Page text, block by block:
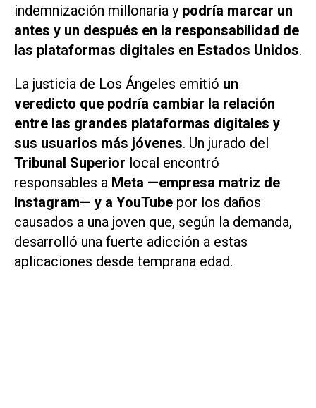
indemnización millonaria y podría marcar un
antes y un después en la responsabilidad de
las plataformas digitales en Estados Unidos.
La justicia de Los Ángeles emitió un
veredicto que podría cambiar la relación
entre las grandes plataformas digitales y
sus usuarios más jóvenes. Un jurado del
Tribunal Superior local encontró
responsables a Meta —empresa matriz de
Instagram— y a YouTube por los daños
causados a una joven que, según la demanda,
desarrolló una fuerte adicción a estas
aplicaciones desde temprana edad.